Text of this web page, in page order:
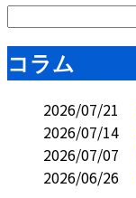
コラム
2026/07/21
2026/07/14
2026/07/07
2026/06/26